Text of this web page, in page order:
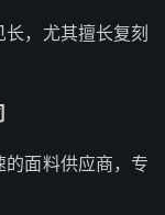
，尤其擅长复刻
面料供应商，专